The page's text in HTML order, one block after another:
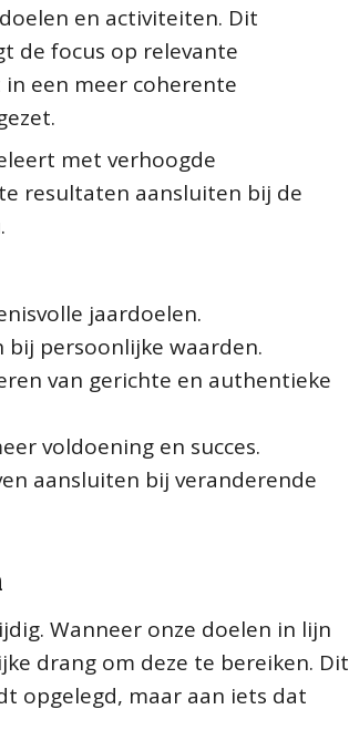
en activiteiten. Dit
de focus op relevante
een meer coherente
met verhoogde
resultaten aansluiten bij de
jaardoelen.
persoonlijke waarden.
van gerichte en authentieke
voldoening en succes.
aansluiten bij veranderende
Wanneer onze doelen in lijn
drang om deze te bereiken. Dit
opgelegd, maar aan iets dat